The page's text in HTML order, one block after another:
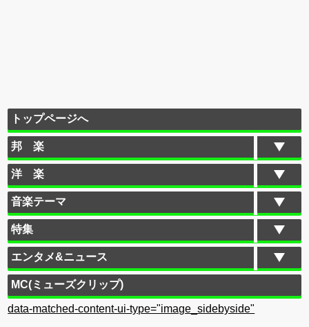
トップページへ
邦 楽
洋 楽
音楽テーマ
特集
エンタメ&ニュース
MC(ミューズクリップ)
data-matched-content-ui-type="image_sidebyside"